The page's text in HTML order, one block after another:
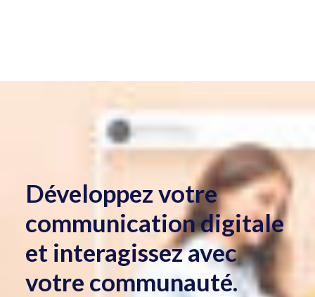
Développez votre
communication digitale
et interagissez avec
votre communauté.